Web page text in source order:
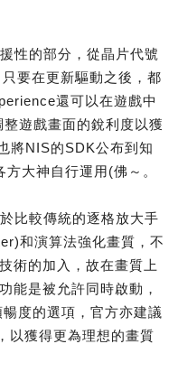
性的部分，從晶片代號
要在更新驅動之後，都
還可以在遊戲中
遊戲畫面的銳利度以獲
將NIS的SDK公布到知
大神自行運用(佛～。
比較傳統的逐格放大手
和演算法強化畫質，不
術的加入，故在畫質上
能是被允許同時啟動，
度的選項，官方亦建議
以獲得更為理想的畫質